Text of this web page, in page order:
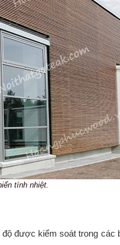
tính nhiệt.
được kiểm soát trong các